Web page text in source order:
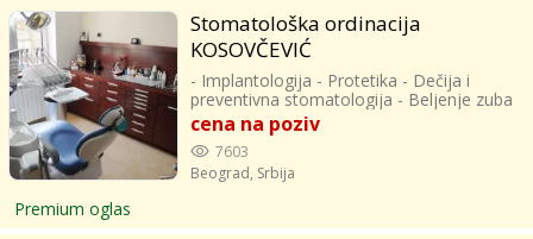
Stomatološka ordinacija
KOSOVČEVIĆ
- Implantologija - Protetika - Dečija i
preventivna stomatologija - Beljenje zuba
- Endodoncija - Oralna hirurgija -
Ortopedija vilica - Parodontologija - PRF
tehnologija - Profilaksa - Restaurativna
stomatologija - Dentalni laseri
zdravstvenih ustanova u Srbiji, poznata
cena na poziv
7603
Beograd, Srbija
Premium oglas